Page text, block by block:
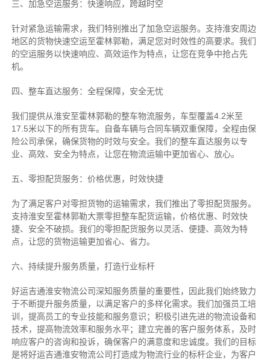
三、加急空运服务：快速响应，跨越时空
针对紧急运输需求，我们特别推出了加急空运服务。支持淮安周边
地区的货物快速空运至霍林郭勒，满足您对时效性的高要求。我们
的空运服务以快速响应、高效运作为特点，让您在竞争中抢占先
机。
四、整车直达服务：全程保障，安全无忧
我们提供从淮安至霍林郭勒的整车物流服务，车型覆盖4.2米至
17.5米以下的所有货车。自备车辆与合同车辆双重保障，全程由保
险公司承保，确保货物的时效与安全。我们的整车直达服务以专
业、高效、安全为特点，让您在物流运输中更加省心、放心。
五、零担配货服务：价格优惠，时效快捷
为了满足客户对零担货物的运输需求，我们推出了零担配货服务。
支持淮安至霍林郭勒大票零担整车配货运输，价格优惠、时效快
捷、安全不破损。我们的零担配货服务以灵活、便捷、高效为特
点，让您的货物运输更加省心、省力。
六、持续提升服务质量，打造行业标杆
好运吉通淮安物流公司深知服务质量的重要性，因此我们始终致力
于不断提升服务质量，以满足客户的多样化需求。我们加强员工培
训，提高员工的专业技能和服务意识；积极引进先进的物流设备和
技术，提高物流效率和服务水平；建立完善的客户服务体系，及时
响应客户的咨询和投诉，确保客户的满意度和忠诚度。我们的目标
是将好运吉通淮安物流公司打造成为物流行业的标杆企业，为客户